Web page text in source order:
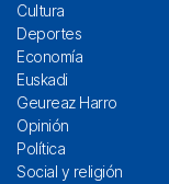
Cultura
Deportes
Economía
Euskadi
Geureaz Harro
Opinión
Política
Social y religión